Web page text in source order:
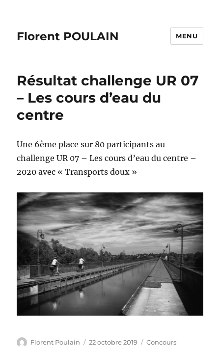
Florent POULAIN MENU
Résultat challenge UR 07
– Les cours d’eau du
centre
Une 6ème place sur 80 participants au
challenge UR 07 – Les cours d’eau du centre –
2020 avec « Transports doux »
Auteur
Florent Poulain
Publié
22 octobre 2019 Catégories
Concours